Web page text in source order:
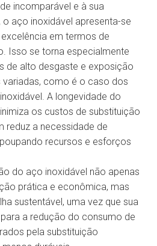
incomparável e à sua
aço inoxidável apresenta-se
em termos de
Isso se torna especialmente
de alto desgaste e exposição
como é o caso dos
A longevidade do
os custos de substituição
reduz a necessidade de
recursos e esforços
do aço inoxidável não apenas
prática e econômica, mas
sustentável, uma vez que sua
a redução do consumo de
pela substituição